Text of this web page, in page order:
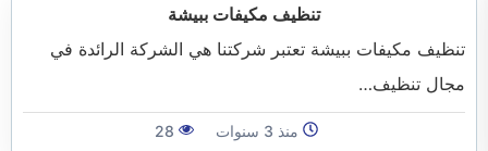
تنظيف مكيفات ببيشة
تنظيف مكيفات ببيشة تعتبر شركتنا هي الشركة الرائدة في
مجال تنظيف…
منذ 3 سنوات